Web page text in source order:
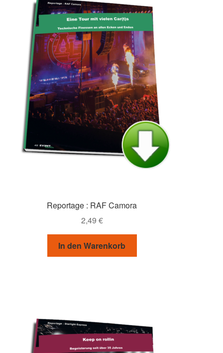
Reportage : RAF Camora
2,49 €
In den Warenkorb